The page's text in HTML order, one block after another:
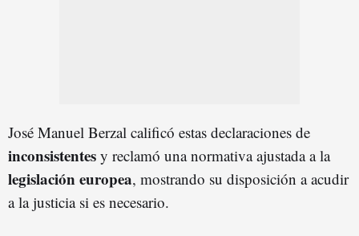
José Manuel Berzal calificó estas declaraciones de
inconsistentes y reclamó una normativa ajustada a la
legislación europea, mostrando su disposición a acudir
a la justicia si es necesario.